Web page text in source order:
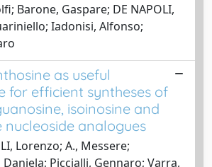
Barone, Gaspare; DE NAPOLI,
Iadonisi, Alfonso;
as useful
for efficient syntheses of
isoinosine and
nucleoside analogues
Lorenzo; A., Messere;
Piccialli, Gennaro; Varra,